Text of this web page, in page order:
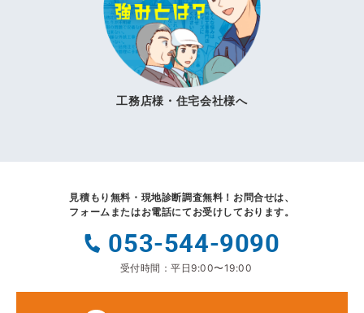
工務店様・住宅会社様へ
見積もり無料・現地診断調査無料！ お問合せは、
フォームまたはお電話にてお受けしております。
053-544-9090
受付時間：平日9:00〜19:00